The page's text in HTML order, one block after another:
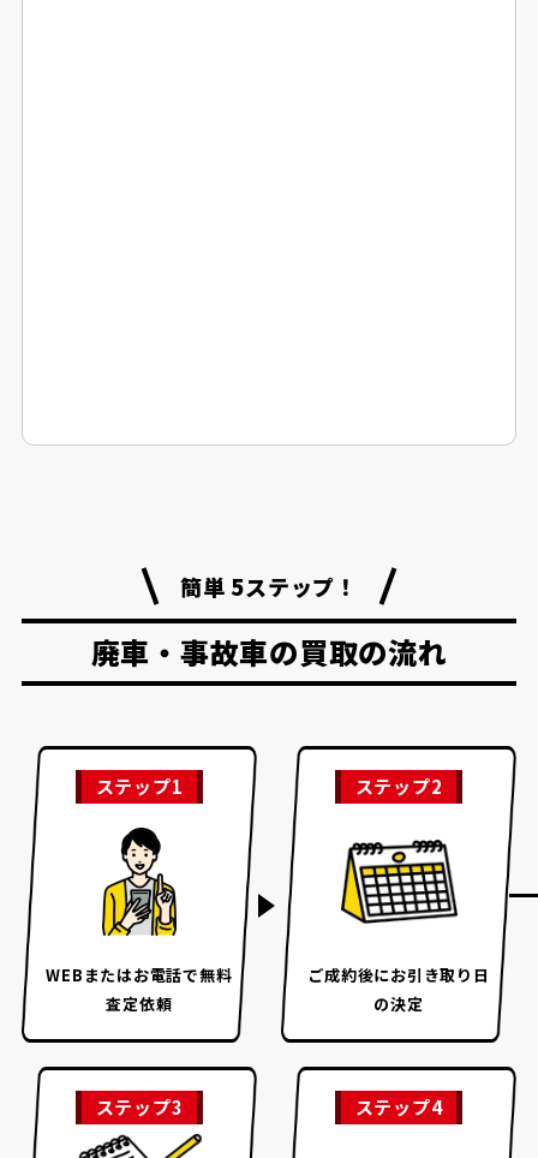
簡単 5ステップ！
廃車・事故車の買取の流れ
ステップ1
WEBまたはお電話で無料
査定依頼
ステップ2
ご成約後にお引き取り日
の決定
ステップ3 ステップ4